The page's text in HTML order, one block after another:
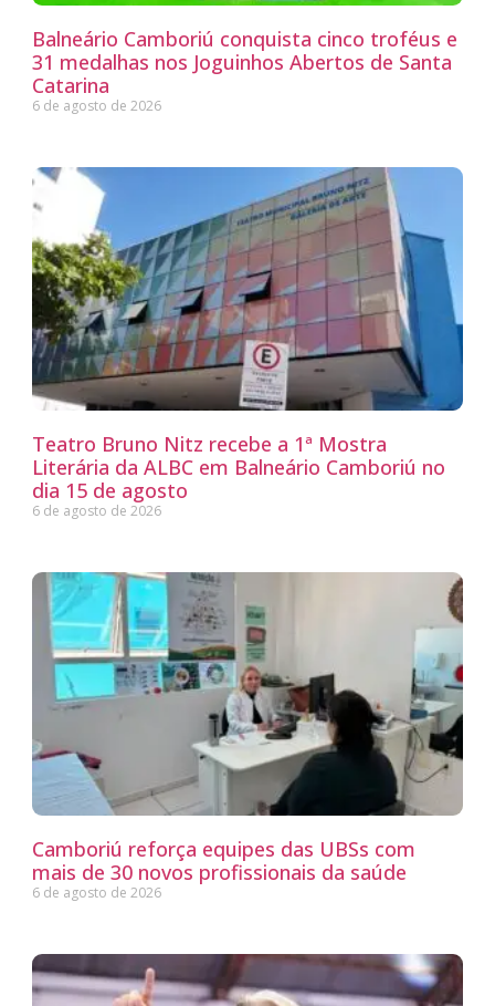
Balneário Camboriú conquista cinco troféus e
31 medalhas nos Joguinhos Abertos de Santa
Catarina
6 de agosto de 2026
Teatro Bruno Nitz recebe a 1ª Mostra
Literária da ALBC em Balneário Camboriú no
dia 15 de agosto
6 de agosto de 2026
Camboriú reforça equipes das UBSs com
mais de 30 novos profissionais da saúde
6 de agosto de 2026